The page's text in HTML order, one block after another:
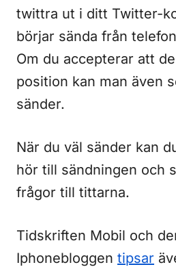
twittra ut i ditt Twitter-
börjar sända från
Om du accepterar att
position kan man även
sänder.
När du väl sänder kan
hör till sändningen och
frågor till tittarna.
Tidskriften Mobil och
Iphonebloggen tipsar